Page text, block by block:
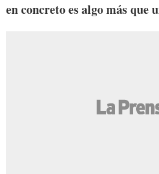
en concreto es algo más que